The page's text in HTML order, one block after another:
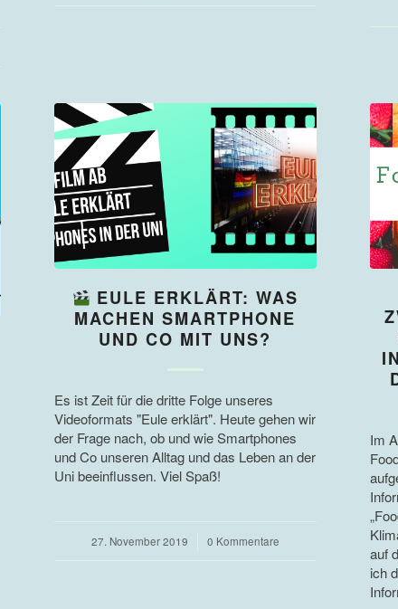
EULE ERKLÄRT: WAS
MACHEN SMARTPHONE
UND CO MIT UNS?
Es ist Zeit für die dritte Folge unseres
Videoformats "Eule erklärt". Heute gehen wir
der Frage nach, ob und wie Smartphones
und Co unseren Alltag und das Leben an der
Uni beeinflussen. Viel Spaß!
27. November 2019
/ 0 Kommentare
Im
auf
ich